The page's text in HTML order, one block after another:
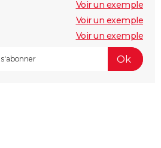
Voir un exemple
Voir un exemple
Voir un exemple